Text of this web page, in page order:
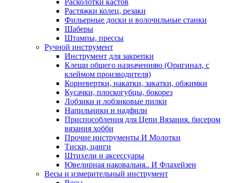
Расколотки кастов
Растяжки колец, резаки
Фильерные доски и волочильные станки
Шаберы
Штампы, прессы
Ручной инструмент
Инструмент для закрепки
Клещи общего назначенияю (Оригинал, с
клеймом производителя)
Корневертки, накатки, закатки, обжимки
Кусачки, плоскогубцы, бокорез
Лобзики и лобзиковые пилки
Напильники и надфили
Приспособления для Цепи Вязания. бисером
вязания хобби
Прочие инструменты И Молотки
Тиски, цанги
Штихели и аксессуары
Ювелирная наковальня.. И Флахейзен
Весы и измерительный инструмент